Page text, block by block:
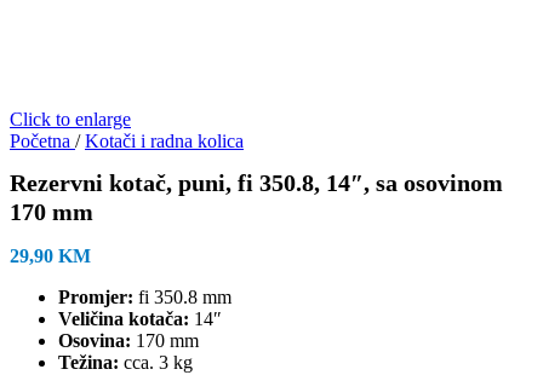
Click to enlarge
Početna / Kotači i radna kolica
Rezervni kotač, puni, fi 350.8, 14″, sa osovinom
170 mm
29,90 KM
Promjer: fi 350.8 mm
Veličina kotača: 14″
Osovina: 170 mm
Težina: cca. 3 kg